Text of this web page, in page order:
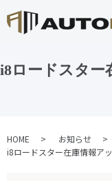
i8ロードスター
HOME
お知らせ
i8ロードスター在庫情報ア